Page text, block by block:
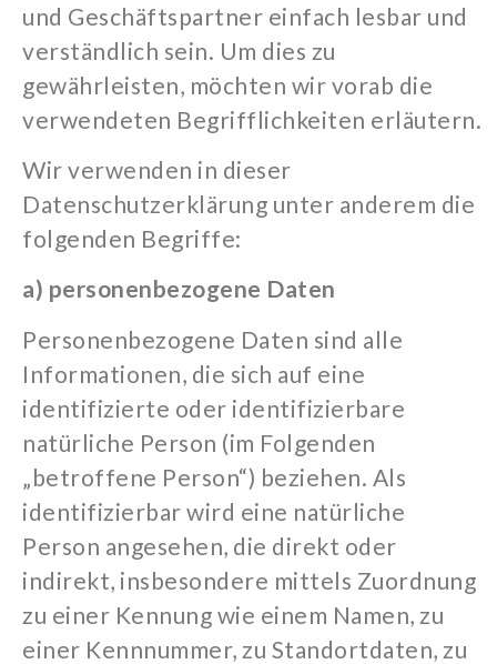
und Geschäftspartner einfach lesbar und
verständlich sein. Um dies zu
gewährleisten, möchten wir vorab die
verwendeten Begrifflichkeiten erläutern.
Wir verwenden in dieser
Datenschutzerklärung unter anderem die
folgenden Begriffe:
a) personenbezogene Daten
Personenbezogene Daten sind alle
Informationen, die sich auf eine
identifizierte oder identifizierbare
natürliche Person (im Folgenden
„betroffene Person“) beziehen. Als
identifizierbar wird eine natürliche
Person angesehen, die direkt oder
indirekt, insbesondere mittels Zuordnung
zu einer Kennung wie einem Namen, zu
einer Kennnummer, zu Standortdaten, zu